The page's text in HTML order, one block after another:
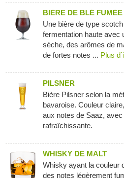
BIÈRE DE BLÉ FUMÉE
Une bière de type
fermentation haute avec
sèche, des arômes de
de fortes notes ... Plus
PILSNER
Bière Pilsner selon la
bavaroise. Couleur
aux notes de Saaz, avec
rafraîchissante.
WHISKY DE MALT
Whisky ayant la couleur
des notes légèrement